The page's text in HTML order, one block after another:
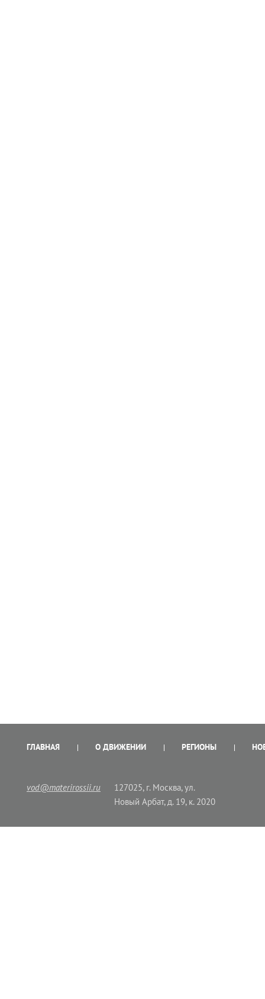
ГЛАВНАЯ О ДВИЖЕНИИ РЕГИОНЫ
vod@materirossii.ru
127025, г. Москва, ул.
Новый Арбат, д. 19, к. 2020